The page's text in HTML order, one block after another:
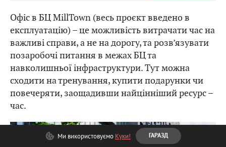
Офіс в БЦ MillTown (весь проєкт введено в
експлуатацію) – це можливість витрачати час на
важливі справи, а не на дорогу, та розв’язувати
позаробочі питання в межах БЦ та
навколишньої інфраструктури. Тут можна
сходити на тренування, купити подарунки чи
повечеряти, заощадивши найцінніший ресурс –
час.
Ми використовуємо Куки! ГАРАЗД